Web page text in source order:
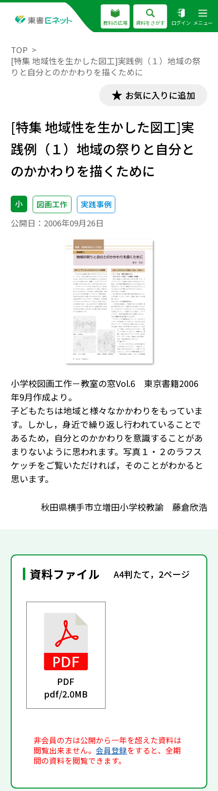
教科の広場 資料をさがす ログイン メニュー
TOP
[特集 地域性を生かした図工]実践例（１）地域の祭
りと自分とのかかわりを描くために
お気に入りに追加
[特集 地域性を生かした図工]実
践例（１）地域の祭りと自分と
のかかわりを描くために
小 図画工作 実践事例
公開日： 2006年09月26日
小学校図画工作－教室の窓Vol.6 東京書籍2006
年9月作成より。
子どもたちは地域と様々なかかわりをもっていま
す。しかし，身近で繰り返し行われていることで
あるため，自分とのかかわりを意識することがあ
まりないように思われます。写真１・２のラフス
ケッチをご覧いただければ，そのことがわかると
思います。
秋田県横手市立増田小学校教諭 藤倉欣浩
資料ファイル A4判たて，2ページ
PDF
pdf/2.0MB
非会員の方は公開から一年を超えた資料は
閲覧出来ません。会員登録をすると、全期
間の資料を閲覧できます。